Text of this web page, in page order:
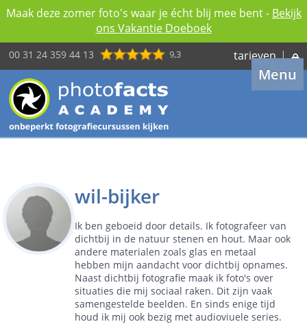
Maak deze zomer foto's waar je écht blij mee bent - Bekijk
ons Vakantie Doeboek
00 31 24 359 44 13 9,3 tarieven |
Menu
wil-bijker
Ik ben geboeid door details. Ik fotografeer van
dichtbij in de natuur stenen en hout. Maar ook
andere materialen zoals glas en metaal
hebben mijn aandacht voor dichtbij opnames.
Naast dichtbij fotografie maak ik foto's over
situaties die mij sociaal raken. Dit zijn vaak
samengestelde beelden. En sinds enige tijd
houd ik mij ook bezig met audioviuele series.